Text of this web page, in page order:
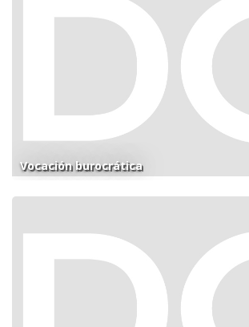
Vocación burocrática